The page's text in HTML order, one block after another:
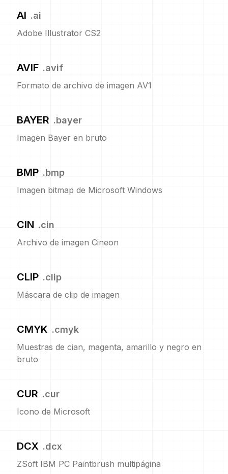
AI .ai
Adobe Illustrator CS2
AVIF .avif
Formato de archivo de imagen AV1
BAYER .bayer
Imagen Bayer en bruto
BMP .bmp
Imagen bitmap de Microsoft Windows
CIN .cin
Archivo de imagen Cineon
CLIP .clip
Máscara de clip de imagen
CMYK .cmyk
Muestras de cian, magenta, amarillo y negro en
bruto
CUR .cur
Icono de Microsoft
DCX .dcx
ZSoft IBM PC Paintbrush multipágina